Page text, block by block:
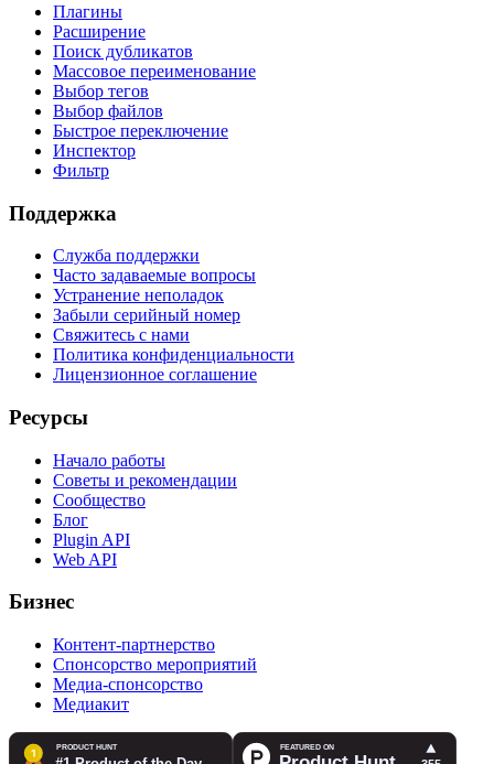
Плагины
Расширение
Поиск дубликатов
Массовое переименование
Выбор тегов
Выбор файлов
Быстрое переключение
Инспектор
Фильтр
Поддержка
Служба поддержки
Часто задаваемые вопросы
Устранение неполадок
Забыли серийный номер
Свяжитесь с нами
Политика конфиденциальности
Лицензионное соглашение
Ресурсы
Начало работы
Советы и рекомендации
Сообщество
Блог
Plugin API
Web API
Бизнес
Контент-партнерство
Спонсорство мероприятий
Медиа-спонсорство
Медиакит